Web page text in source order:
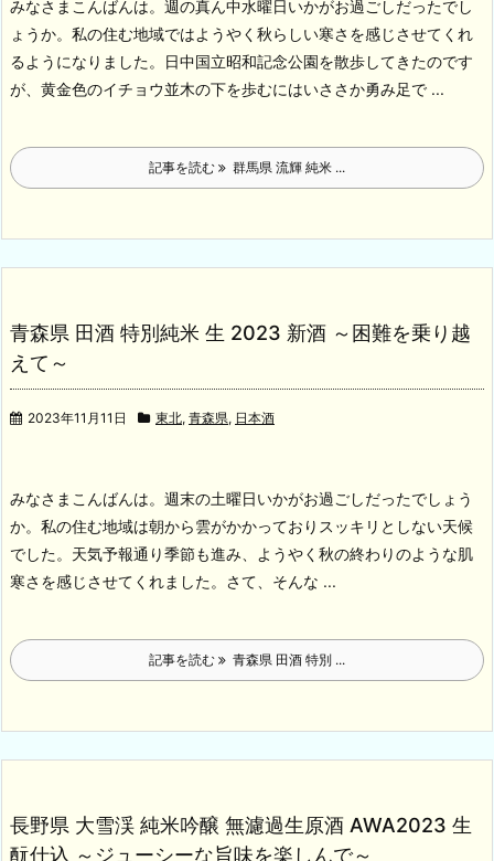
みなさまこんばんは。週の真ん中水曜日いかがお過ごしだったでし
ょうか。私の住む地域ではようやく秋らしい寒さを感じさせてくれ
るようになりました。日中国立昭和記念公園を散歩してきたのです
が、黄金色のイチョウ並木の下を歩むにはいささか勇み足で ...
記事を読む 群馬県 流輝 純米 ...
青森県 田酒 特別純米 生 2023 新酒 ～困難を乗り越
えて～
2023年11月11日 東北, 青森県, 日本酒
みなさまこんばんは。週末の土曜日いかがお過ごしだったでしょう
か。私の住む地域は朝から雲がかかっておりスッキリとしない天候
でした。天気予報通り季節も進み、ようやく秋の終わりのような肌
寒さを感じさせてくれました。 さて、そんな ...
記事を読む 青森県 田酒 特別 ...
長野県 大雪渓 純米吟醸 無濾過生原酒 AWA2023 生
酛仕込 ～ジューシーな旨味を楽しんで～